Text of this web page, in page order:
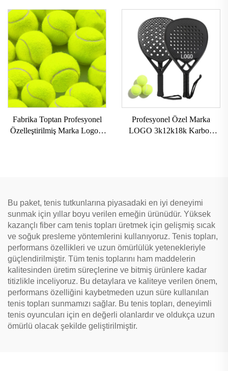
Karbon Gemini Tenis Raket,
Çiftler İçin
Alan Sporları Plaj Tenisi
Raketleri Naylon Ağ ve EVA
Kavrama
Fabrika Toptan Profesyonel
Özelleştirilmiş Marka Logolu
Profesyonel Özel Marka
LOGO 3k12k18k Karbon
Bu paket, tenis tutkunlarına piyasadaki en iyi deneyimi
sunmak için yıllar boyu verilen emeğin ürünüdür. Yüksek
kazançlı fiber cam tenis topları üretmek için gelişmiş sıcak
ve soğuk presleme yöntemlerini kullanıyoruz. Tenis topları,
performans özellikleri ve uzun ömürlülük yetenekleriyle
güçlendirilmiştir. Tüm tenis toplarını ham maddelerin
kalitesinden üretim süreçlerine ve bitmiş ürünlere kadar
titizlikle inceliyoruz. Bu detaylara ve kaliteye verilen önem,
performans özelliğini kaybetmeden uzun süre kullanılan
tenis topları sunmamızı sağlar. Bu tenis topları, deneyimli
tenis oyuncuları için en değerli olanlardır ve oldukça uzun
ömürlü olacak şekilde geliştirilmiştir.